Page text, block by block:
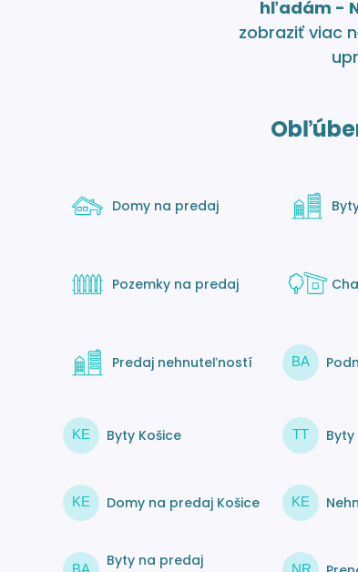
hľadám -
zobraziť viac
Domy na predaj
Pozemky na predaj
Predaj nehnuteľností BA
KE Byty Košice TT
KE Domy na predaj Košice KE
Byty na predaj